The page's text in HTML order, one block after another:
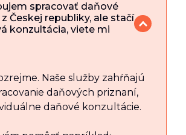
spracovať daňové
Českej republiky, ale stačí
konzultácia, viete mi
Naše služby zahŕňajú
daňových priznaní,
daňové konzultácie.